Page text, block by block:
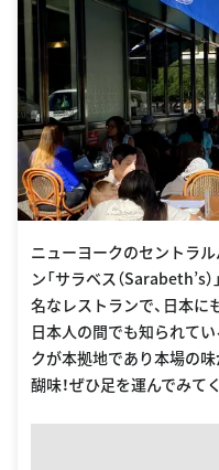
ニューヨークのセントラ
ン「サラベス（Sarabeth’s
名なレストランで、日本に
日本人の間でも知られて
クが本拠地であり本場の
醐味！ぜひ足を運んでみて